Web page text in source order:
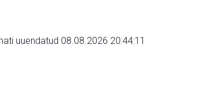
uuendatud 08.08.2026 20:44:11